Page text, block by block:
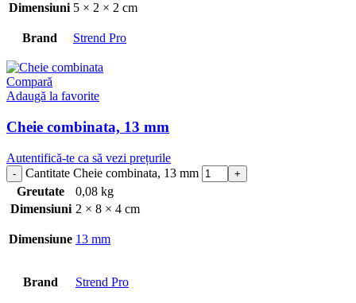
Dimensiuni 5 × 2 × 2 cm
Brand Strend Pro
Compară
Adaugă la favorite
Cheie combinata, 13 mm
Autentifică-te ca să vezi prețurile
Cantitate Cheie combinata, 13 mm
Greutate
0,08 kg
Dimensiuni 2 × 8 × 4 cm
Dimensiune 13 mm
Brand Strend Pro